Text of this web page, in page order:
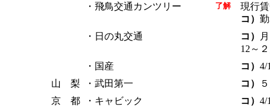
・飛鳥交通カンツリー
了解
現行
コ）
・日の丸交通
コ）
12～
・国産
コ） 4/
山 梨
・武田第一 コ）
京 都
・キャビック コ） 4/